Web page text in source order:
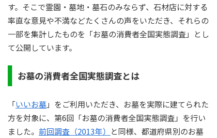
す。そこで霊園・墓地・墓石のみならず、石材店に対する
率直な意見や不満などたくさんの声をいただき、それらの
一部を集計したものを「お墓の消費者全国実態調査」とし
て公開しています。
お墓の消費者全国実態調査とは
「いいお墓」をご利用いただき、お墓を実際に建てられた
方を対象に、第6回「お墓の消費者全国実態調査」を行い
ました。 前回調査（2013年） と同様、都道府県別のお墓